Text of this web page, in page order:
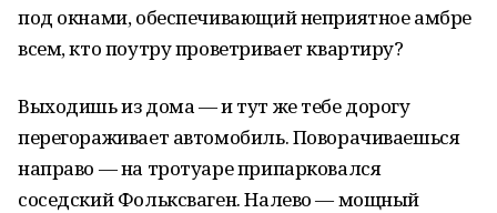
под окнами, обеспечивающий неприятное амбре
всем, кто поутру проветривает квартиру?
Выходишь из дома — и тут же тебе дорогу
перегораживает автомобиль. Поворачиваешься
направо — на тротуаре припарковался
соседский Фольксваген. Налево — мощный